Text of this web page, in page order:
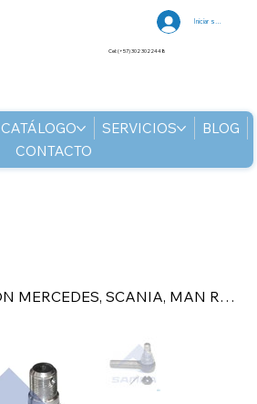
CATÁLOGO SERVICIOS
BLOG
CONTACTO
Iniciar sesión
Cel: (+57) 302 3022448
ROTULA DIRECCION MERCEDES, SCANIA, MAN RENAULT, VOLVO